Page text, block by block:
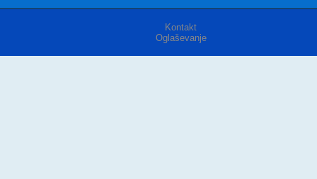
Kontakt
Oglaševanje